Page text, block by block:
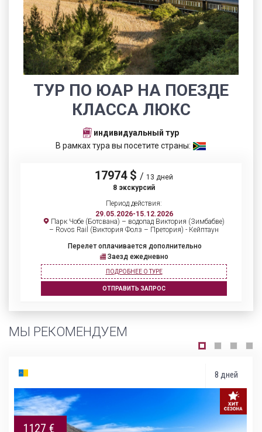
ТУР ПО ЮАР НА ПОЕЗДЕ
КЛАССА ЛЮКС
индивидуальный тур
В рамках тура вы посетите страны:
17974 $ / 13 дней
8 экскурсий
Период действия:
29.05.2026-15.12.2026
Парк Чобе (Ботсвана) – водопад Виктория (Зимбабве)
– Rovos Rail (Виктория Фолз – Претория) - Кейптаун
Перелет оплачивается дополнительно
Заезд ежедневно
ПОДРОБНЕЕ О ТУРЕ
ОТПРАВИТЬ ЗАПРОС
МЫ РЕКОМЕНДУЕМ
8 дней
1127 €